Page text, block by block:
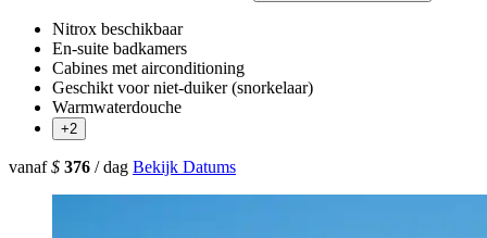
Nitrox beschikbaar
En-suite badkamers
Cabines met airconditioning
Geschikt voor niet-duiker (snorkelaar)
Warmwaterdouche
+2
vanaf$ 376 / dag Bekijk Datums